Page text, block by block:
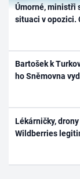
Úmorné, ministři
situaci v opozici.
Bartošek k
ho Sněmovna
Lékárničky,
Wildberries